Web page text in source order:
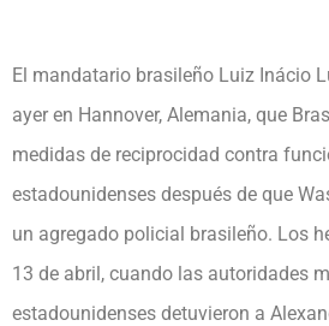
El mandatario brasileño Luiz Inácio
ayer en Hannover, Alemania, que
medidas de reciprocidad contra
estadounidenses después de que
un agregado policial brasileño. Los
13 de abril, cuando las autoridades
estadounidenses detuvieron a